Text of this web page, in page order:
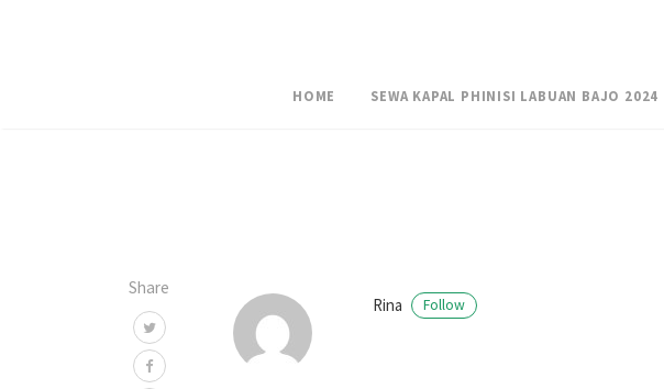
HOME SEWA KAPAL PHINISI LABUAN BAJO 2024
Share
Rina
Follow